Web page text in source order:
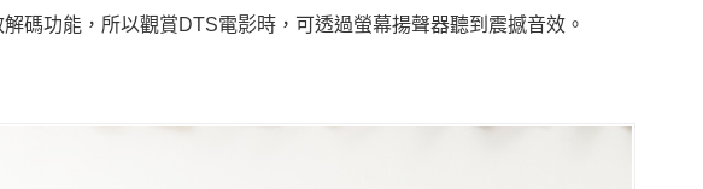
碼功能，所以觀賞DTS電影時，可透過螢幕揚聲器聽到震撼音效。